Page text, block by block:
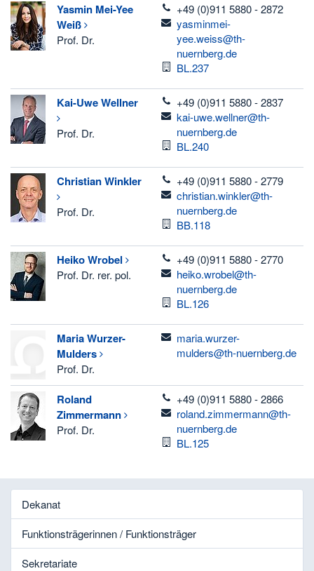
Yasmin Mei-Yee
Weiß
Prof. Dr.
telefon
+49 (0)911 5880 - 2872
email
yasminmei-
yee.weiss@th-
nuernberg.de
Raum
BL.237
Kai-UweWellner
Prof. Dr.
telefon
+49 (0)911 5880 - 2837
email
kai-uwe.wellner@th-
nuernberg.de
Raum
BL.240
ChristianWinkler
Prof. Dr.
telefon
+49 (0)911 5880 - 2779
email
christian.winkler@th-
nuernberg.de
Raum
BB.118
HeikoWrobel
Prof. Dr. rer. pol.
telefon
+49 (0)911 5880 - 2770
email
heiko.wrobel@th-
nuernberg.de
Raum
BL.126
MariaWurzer-
Mulders
Prof. Dr.
email
maria.wurzer-
mulders@th-nuernberg.de
Roland
Zimmermann
Prof. Dr.
telefon
+49 (0)911 5880 - 2866
email
roland.zimmermann@th-
nuernberg.de
Raum
BL.125
Dekanat
Funktionsträgerinnen / Funktionsträger
Sekretariate